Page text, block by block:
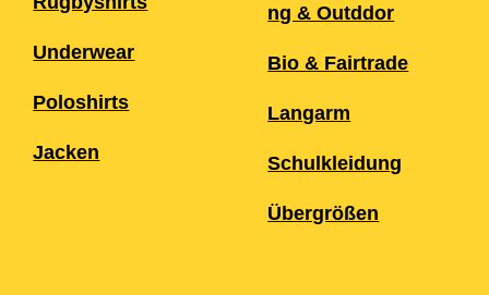
Underwear
Poloshirts
Jacken
ng & Outddor
Bio & Fairtrade
Langarm
Schulkleidung
Übergrößen